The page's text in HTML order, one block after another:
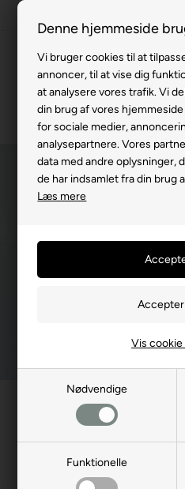
Denne hjemmeside
Vi bruger cookies til at
annoncer, til at vise dig
at analysere vores trafik. Vi
din brug af vores
for sociale medier,
analysepartnere. Vores
data med andre oplysninger,
de har indsamlet fra din brug
Læs mere
Nødvendige
Funktionelle
Vis
Gratis levering
3 års
63 15
Reservedele»
Forhjulsaksel, lang
Cou,Mini
ZC-013112